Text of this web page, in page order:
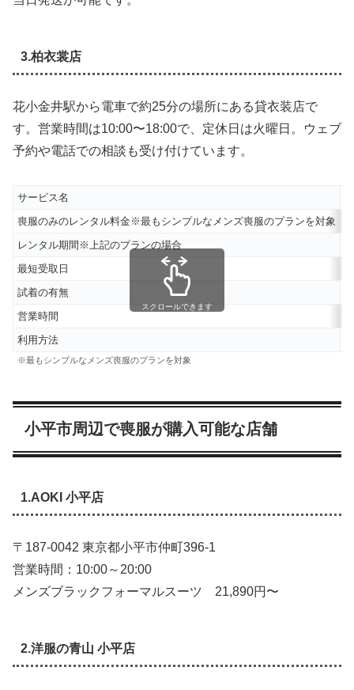
3.柏衣裳店
花小金井駅から電車で約25分の場所にある貸衣装店で
す。営業時間は10:00〜18:00で、定休日は火曜日。ウェブ
予約や電話での相談も受け付けています。
サービス名
喪服のみのレンタル料金※最もシンプルなメンズ喪服のプランを対象
レンタル期間※上記のプランの場合
最短受取日
試着の有無
営業時間
利用方法
スクロールできます
※最もシンプルなメンズ喪服のプランを対象
小平市周辺で喪服が購入可能な店舗
1.AOKI 小平店
〒187-0042 東京都小平市仲町396-1
営業時間：10:00～20:00
メンズブラックフォーマルスーツ 21,890円〜
2.洋服の青山 小平店